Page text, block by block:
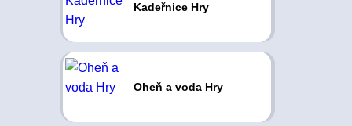
Kadeřnice Hry
Oheň a voda Hry